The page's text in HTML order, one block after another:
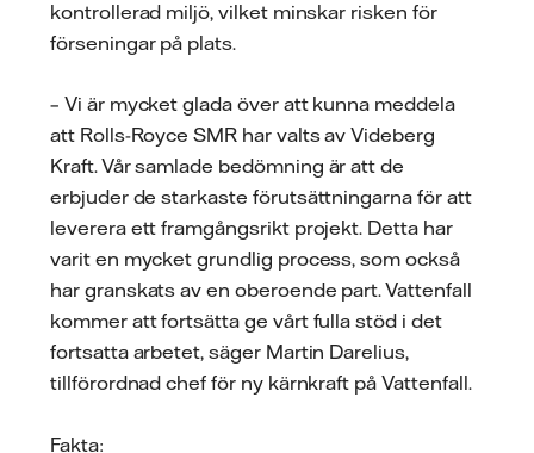
kontrollerad miljö, vilket minskar risken för
förseningar på plats.
– Vi är mycket glada över att kunna meddela
att Rolls-Royce SMR har valts av Videberg
Kraft. Vår samlade bedömning är att de
erbjuder de starkaste förutsättningarna för att
leverera ett framgångsrikt projekt. Detta har
varit en mycket grundlig process, som också
har granskats av en oberoende part. Vattenfall
kommer att fortsätta ge vårt fulla stöd i det
fortsatta arbetet, säger Martin Darelius,
tillförordnad chef för ny kärnkraft på Vattenfall.
Fakta: